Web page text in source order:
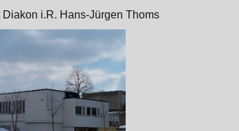
i.R. Hans-Jürgen Thoms